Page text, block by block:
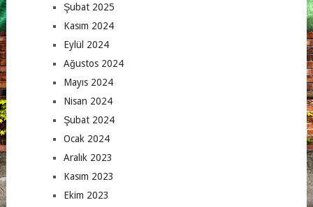
Şubat 2025
Kasım 2024
Eylül 2024
Ağustos 2024
Mayıs 2024
Nisan 2024
Şubat 2024
Ocak 2024
Aralık 2023
Kasım 2023
Ekim 2023